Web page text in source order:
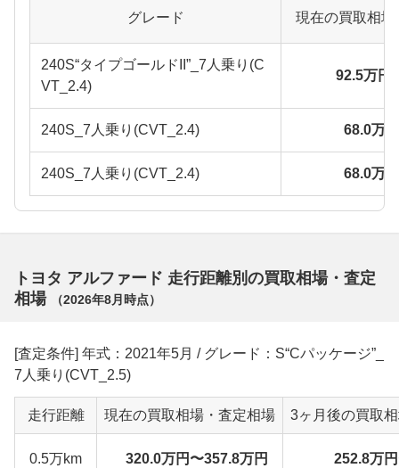
グレード 現在の買取相
240S“タイプゴールドII”_7人乗り(C
VT_2.4)
92.5万円
240S_7人乗り(CVT_2.4) 68.0万
240S_7人乗り(CVT_2.4) 68.0万
トヨタ アルファード 走行距離別の買取相場・査定
相場
（2026年8月 時点）
[査定条件] 年式：2021年5月 / グレード：S“Cパッケージ”_
7人乗り(CVT_2.5)
走行距離 現在の買取相場・査定相場 3ヶ月後の買取
0.5万km 320.0万円〜357.8万円 252.8万